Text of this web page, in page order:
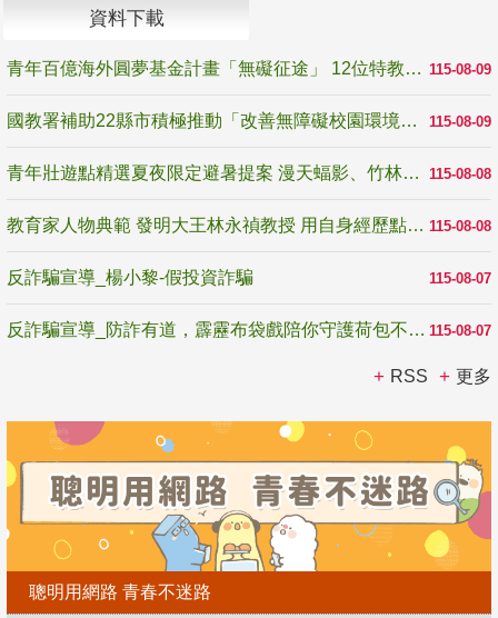
資料下載
115-08-09
青年百億海外圓夢基金計畫「無礙征途」 12位特教與弱勢青年勇闖西班牙 跨越感官限制見證生命蛻變
115-08-09
國教署補助22縣市積極推動「改善無障礙校園環境計畫」 打造友善、安全、無礙學習空間
115-08-08
青年壯遊點精選夏夜限定避暑提案 漫天蝠影、竹林尋蛙、茶香夜觀 邀青年暮色出發
115-08-08
教育家人物典範 發明大王林永禎教授 用自身經歷點亮學生的路
115-08-07
反詐騙宣導_楊小黎-假投資詐騙
115-08-07
反詐騙宣導_防詐有道，霹靂布袋戲陪你守護荷包不受騙
RSS 更多
聰明用網路 青春不迷路